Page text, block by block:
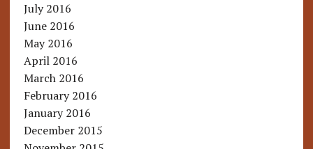
July 2016
June 2016
May 2016
April 2016
March 2016
February 2016
January 2016
December 2015